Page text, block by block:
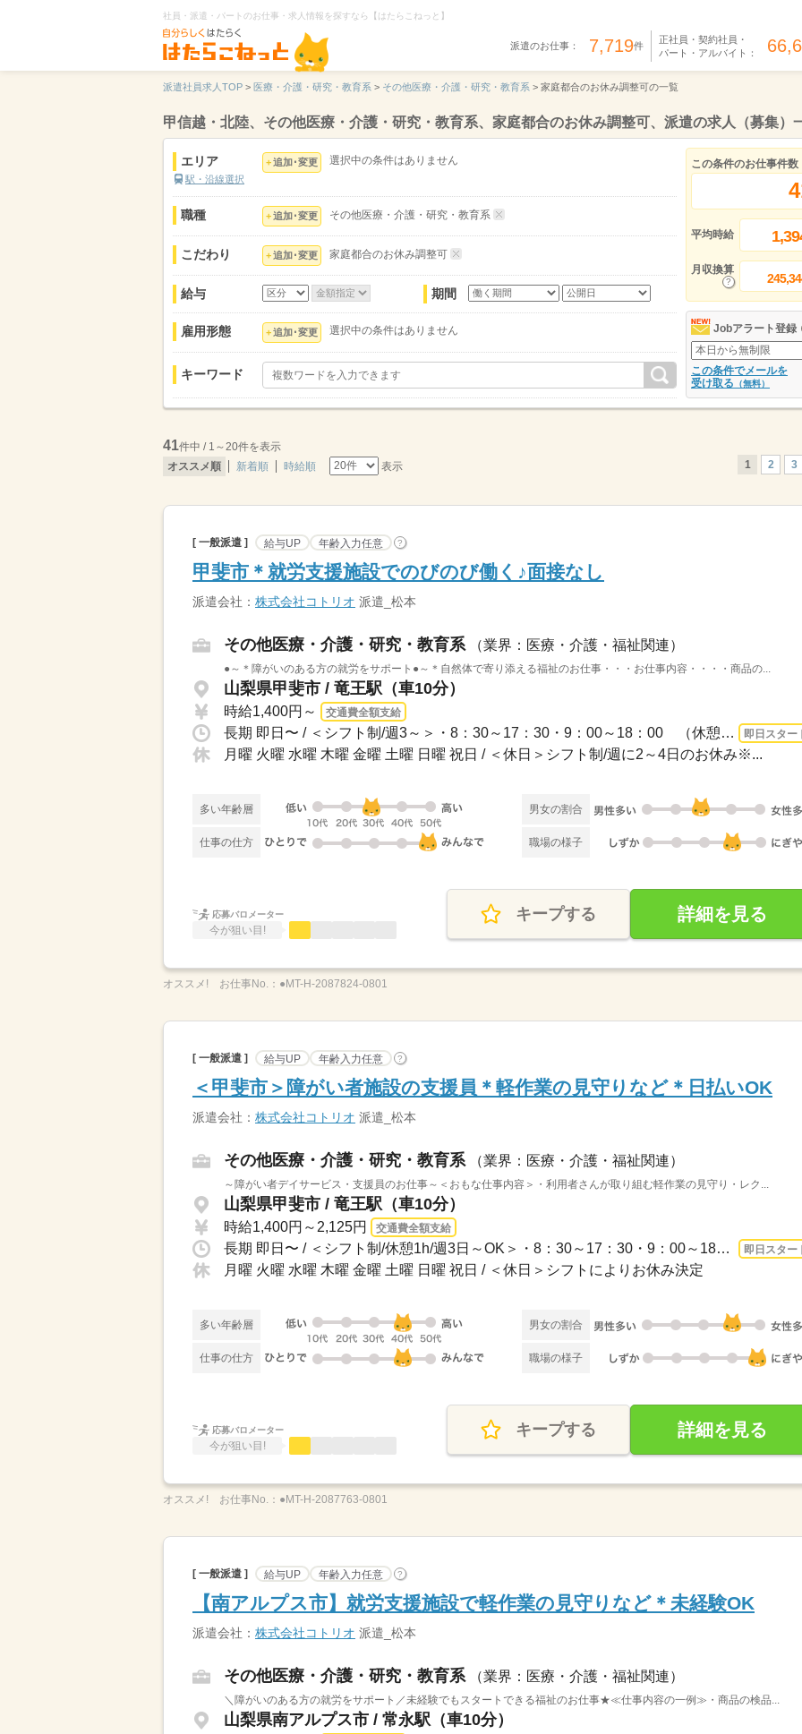
社員・派遣・パートのお仕事・求人情報を探すなら【はたらこねっと】
派遣のお仕事： 7,719件
正社員・契約社員・
パート・アルバイト：
派遣社員求人TOP > 医療・介護・研究・教育系 > その他医療・介護・研究・教育系 > 家庭都合のお休み調整可の一覧
甲信越・北陸、その他医療・介護・研究・教育系、家庭都合のお休み調整可、派遣の求人（募集）
エリア
駅・沿線選択
追加･変更 選択中の条件はありません
職種 追加･変更 その他医療・介護・研究・教育系
こだわり 追加･変更 家庭都合のお休み調整可
給与 期間
雇用形態 追加･変更 選択中の条件はありません
キーワード
この条件のお仕事件数
平均時給
月収換算
Jobアラート登録
この条件でメールを
受け取る （無料）
41件中 / 1～20件を表示
オススメ順
新着順 時給順 表示 1 2 3
[ 一般派遣 ] 給与UP 年齢入力任意 ?
甲斐市＊就労支援施設でのびのび働く♪面接なし
派遣会社： 株式会社コトリオ 派遣_松本
その他医療・介護・研究・教育系 （業界：医療・介護・福祉関連）
●～＊障がいのある方の就労をサポート●～＊自然体で寄り添える福祉のお仕事・・・お仕事内容・・・・商品の...
山梨県甲斐市 / 竜王駅（車10分）
時給1,400円～ 交通費全額支給
長期 即日〜 / ＜シフト制/週3～＞・8：30～17：30・9：00～18：00 （休憩1h、残業な... 即日スター
月曜 火曜 水曜 木曜 金曜 土曜 日曜 祝日 / ＜休日＞シフト制/週に2～4日のお休み※...
多い年齢層 男女の割合
仕事の仕方 職場の様子
応募バロメーター
今が狙い目!
キープする 詳細を見る
オススメ! お仕事No.： ●MT-H-2087824-0801
[ 一般派遣 ] 給与UP 年齢入力任意 ?
＜甲斐市＞障がい者施設の支援員＊軽作業の見守りなど＊日払いOK
派遣会社： 株式会社コトリオ 派遣_松本
その他医療・介護・研究・教育系 （業界：医療・介護・福祉関連）
～障がい者デイサービス・支援員のお仕事～＜おもな仕事内容＞・利用者さんが取り組む軽作業の見守り・レク...
山梨県甲斐市 / 竜王駅（車10分）
時給1,400円～2,125円 交通費全額支給
長期 即日〜 / ＜シフト制/休憩1h/週3日～OK＞・8：30～17：30・9：00～18：00・10：0... 即日スター
月曜 火曜 水曜 木曜 金曜 土曜 日曜 祝日 / ＜休日＞シフトによりお休み決定
多い年齢層 男女の割合
仕事の仕方 職場の様子
応募バロメーター
今が狙い目!
キープする 詳細を見る
オススメ! お仕事No.： ●MT-H-2087763-0801
[ 一般派遣 ] 給与UP 年齢入力任意 ?
【南アルプス市】就労支援施設で軽作業の見守りなど＊未経験OK
派遣会社： 株式会社コトリオ 派遣_松本
その他医療・介護・研究・教育系 （業界：医療・介護・福祉関連）
＼障がいのある方の就労をサポート／未経験でもスタートできる福祉のお仕事★≪仕事内容の一例≫・商品の検品...
山梨県南アルプス市 / 常永駅（車10分）